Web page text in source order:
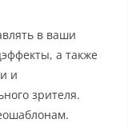
в ваши
а также
и
зрителя.